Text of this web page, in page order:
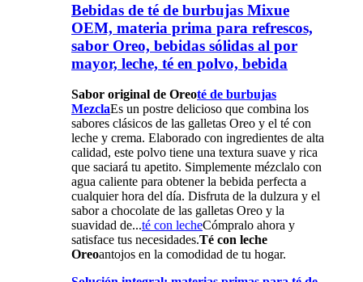
Bebidas de té de burbujas Mixue
OEM, materia prima para refrescos,
sabor Oreo, bebidas sólidas al por
mayor, leche, té en polvo, bebida
Sabor original de Oreoté de burbujas
MezclaEs un postre delicioso que combina los
sabores clásicos de las galletas Oreo y el té con
leche y crema. Elaborado con ingredientes de alta
calidad, este polvo tiene una textura suave y rica
que saciará tu apetito. Simplemente mézclalo con
agua caliente para obtener la bebida perfecta a
cualquier hora del día. Disfruta de la dulzura y el
sabor a chocolate de las galletas Oreo y la
suavidad de...té con lecheCómpralo ahora y
satisface tus necesidades.Té con leche
Oreoantojos en la comodidad de tu hogar.